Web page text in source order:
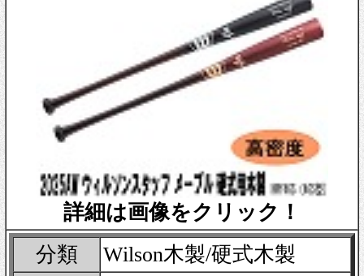
詳細は画像をクリック！
分類
Wilson木製/硬式木製